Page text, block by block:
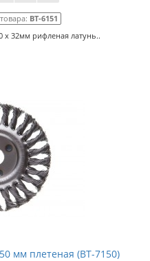
BT-6151
x 32мм рифленая латунь..
мм плетеная (BT-7150)